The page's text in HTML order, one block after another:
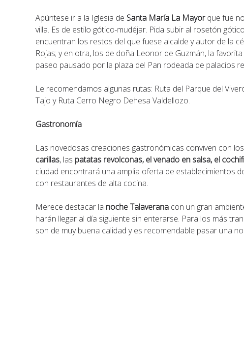
Apúntese ir a la Iglesia de Santa María La Mayorque fue
villa. Es de estilo gótico-mudéjar. Pida subir al rosetón
encuentran los restos del que fuese alcalde y autor de la
Rojas; y en otra, los de doña Leonor de Guzmán, la
paseo pausado por la plaza del Pan rodeada de palacios
Le recomendamos algunas rutas: Ruta del Parque del
Tajo y Ruta Cerro Negro Dehesa Valdellozo.
Gastronomía
Las novedosas creaciones gastronómicas conviven con
carillas, las patatas revolconas, el venado en salsa, el
ciudad encontrará una amplia oferta de establecimientos
con restaurantes de alta cocina.
Merece destacar la noche Talaverana con un gran
harán llegar al día siguiente sin enterarse. Para los más
son de muy buena calidad y es recomendable pasar una